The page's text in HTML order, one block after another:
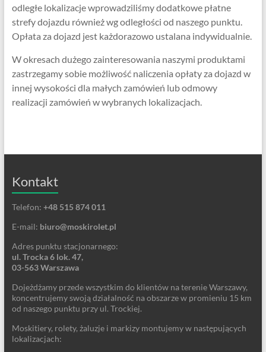
odległe lokalizacje wprowadziliśmy dodatkowe płatne
strefy dojazdu również wg odległości od naszego punktu.
Opłata za dojazd jest każdorazowo ustalana indywidualnie.
W okresach dużego zainteresowania naszymi produktami
zastrzegamy sobie możliwość naliczenia opłaty za dojazd w
innej wysokości dla małych zamówień lub odmowy
realizacji zamówień w wybranych lokalizacjach.
Kontakt
Telefon: +48 515 874 011
E-mail: biuro@moskirolet.pl
Adres punktu stacjonarnego:
ul. Trocka 6 lok. 47,
03-563 Warszawa
Dojeżdżamy przede wszystkim do klientów na terenie Warszawy,
koncentrujemy swoją działalność na obszarze w promieniu 15 km
od naszego punktu przy ul. Trockiej.
Moskitiery, rolety, żaluzje i markizy montujemy w następujących
lokalizacjach: